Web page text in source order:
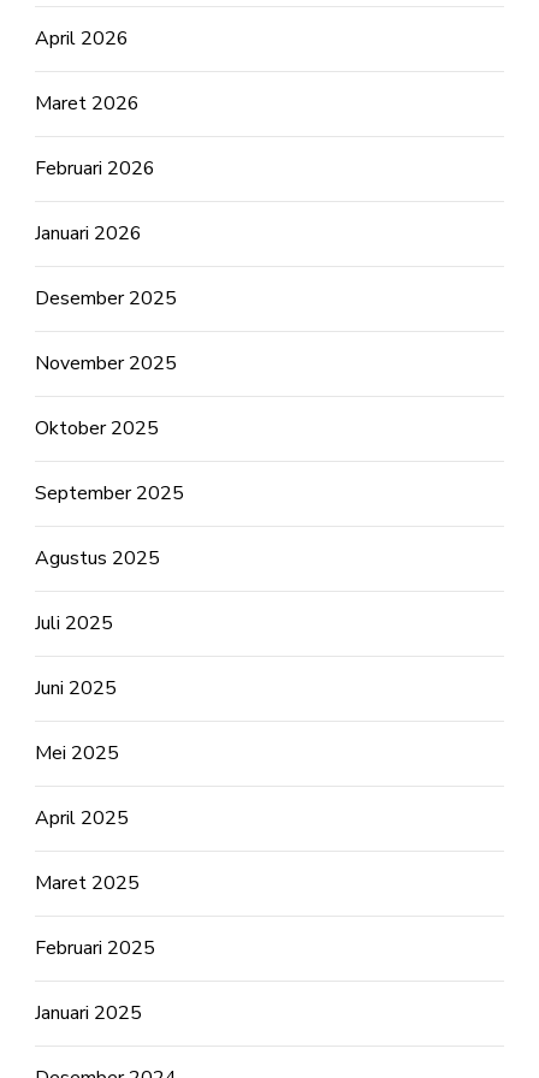
April 2026
Maret 2026
Februari 2026
Januari 2026
Desember 2025
November 2025
Oktober 2025
September 2025
Agustus 2025
Juli 2025
Juni 2025
Mei 2025
April 2025
Maret 2025
Februari 2025
Januari 2025